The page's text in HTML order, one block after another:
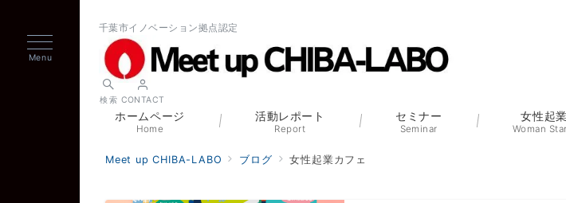
千葉市イノベーション拠点認定
検索 CONTACT
ホームページ
Home
活動レポート
Report
セミナー
Seminar
女性起
Woman
Meet up CHIBA-LABO ブログ 女性起業カフェ
Menu